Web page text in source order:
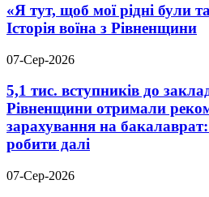
«Я тут, щоб мої рідні були
Історія воїна з Рівненщини
07-Сер-2026
5,1 тис. вступників до
Рівненщини отримали
зарахування на
робити далі
07-Сер-2026